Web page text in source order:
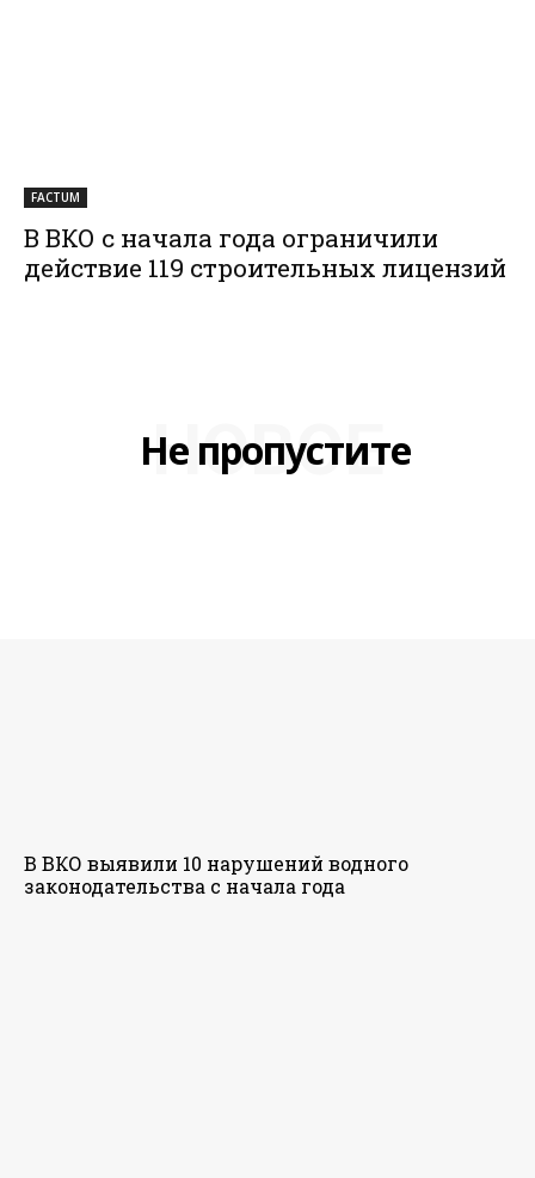
FACTUM
В ВКО с начала года ограничили
действие 119 строительных лицензий
Не пропустите
НОВОЕ
В ВКО выявили 10 нарушений водного
законодательства с начала года